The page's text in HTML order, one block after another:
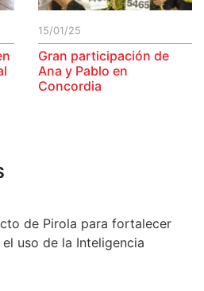
15/01/25
Gran participación de
Ana y Pablo en
Concordia
de Pirola para fortalecer
uso de la Inteligencia